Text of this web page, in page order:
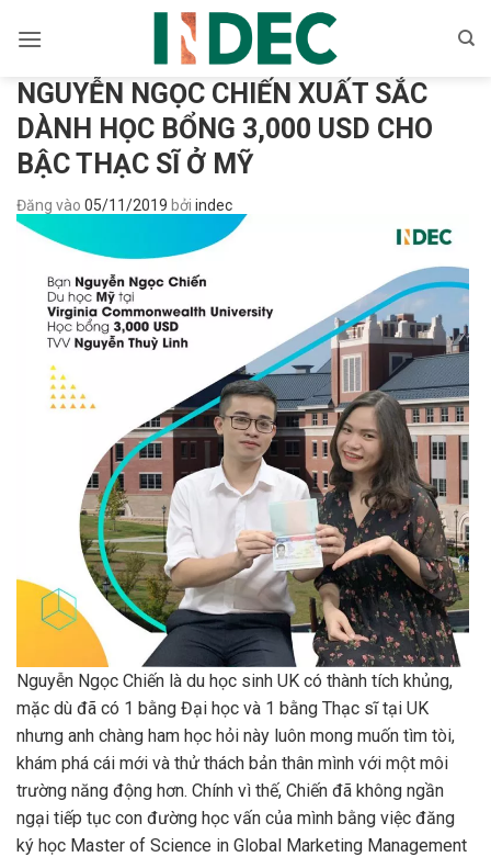
qua
dungNGUYỄN NGỌC CHIẾN XUẤT SẮC
DÀNH HỌC BỔNG 3,000 USD CHO
BẬC THẠC SĨ Ở MỸ
Đăng vào 05/11/2019 bởi indec
Nguyễn Ngọc Chiến là du học sinh UK có thành tích khủng,
mặc dù đã có 1 bằng Đại học và 1 bằng Thạc sĩ tại UK
nhưng anh chàng ham học hỏi này luôn mong muốn tìm tòi,
khám phá cái mới và thử thách bản thân mình với một môi
trường năng động hơn. Chính vì thế, Chiến đã không ngần
ngại tiếp tục con đường học vấn của mình bằng việc đăng
ký học Master of Science in Global Marketing Management